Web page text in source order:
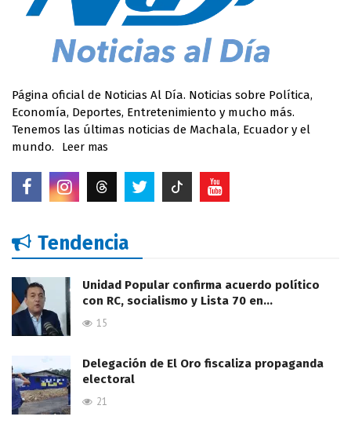
Página oficial de Noticias Al Día. Noticias sobre Política,
Economía, Deportes, Entretenimiento y mucho más.
Tenemos las últimas noticias de Machala, Ecuador y el
mundo.
Leer mas
Tendencia
Unidad Popular confirma acuerdo político
con RC, socialismo y Lista 70 en…
15
Delegación de El Oro fiscaliza propaganda
electoral
21